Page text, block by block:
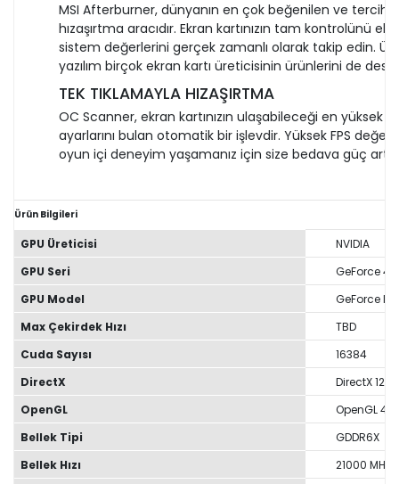
MSI Afterburner, dünyanın en çok beğenilen ve tercih
hızaşırtma aracıdır. Ekran kartınızın tam kontrolünü
sistem değerlerini gerçek zamanlı olarak takip edin.
yazılım birçok ekran kartı üreticisinin ürünlerini de
TEK TIKLAMAYLA HIZAŞIRTMA
OC Scanner, ekran kartınızın ulaşabileceği en yüksek
ayarlarını bulan otomatik bir işlevdir. Yüksek FPS
oyun içi deneyim yaşamanız için size bedava güç
Ürün Bilgileri
GPU Üreticisi
NVIDIA
GPU Seri
GeForce
GPU Model
GeForce
Max Çekirdek Hızı
TBD
Cuda Sayısı
16384
DirectX
DirectX 12
OpenGL
OpenGL 4.6
Bellek Tipi
GDDR6X
Bellek Hızı
21000 MHz